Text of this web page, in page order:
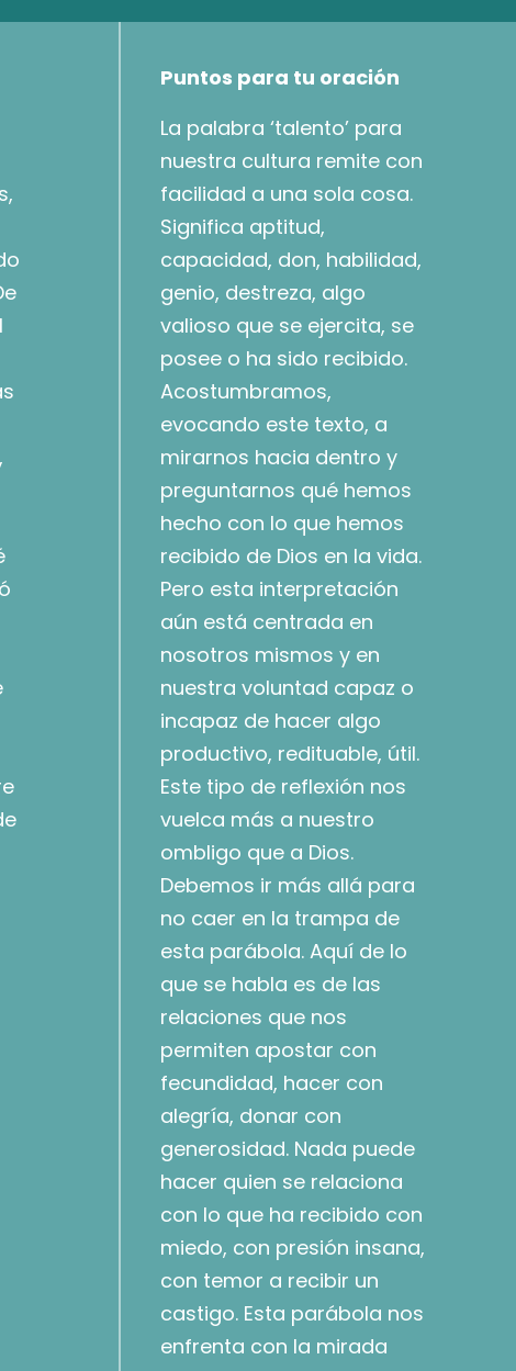
Puntos para tu oración
La palabra ‘talento’ para
nuestra cultura remite con
facilidad a una sola cosa.
Significa aptitud,
capacidad, don, habilidad,
genio, destreza, algo
valioso que se ejercita, se
posee o ha sido recibido.
Acostumbramos,
evocando este texto, a
mirarnos hacia dentro y
preguntarnos qué hemos
hecho con lo que hemos
recibido de Dios en la vida.
Pero esta interpretación
aún está centrada en
nosotros mismos y en
nuestra voluntad capaz o
incapaz de hacer algo
productivo, redituable, útil.
Este tipo de reflexión nos
vuelca más a nuestro
ombligo que a Dios.
Debemos ir más allá para
no caer en la trampa de
esta parábola. Aquí de lo
que se habla es de las
relaciones que nos
permiten apostar con
fecundidad, hacer con
alegría, donar con
generosidad. Nada puede
hacer quien se relaciona
con lo que ha recibido con
miedo, con presión insana,
con temor a recibir un
castigo. Esta parábola nos
enfrenta con la mirada